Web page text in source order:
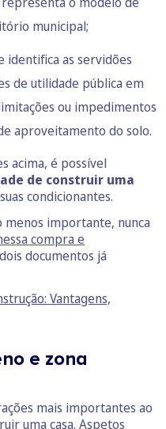
municipal;
identifica as servidões
de utilidade pública em
ou impedimentos
aproveitamento do solo.
acima, é possível
de construir uma
condicionantes.
menos importante, nunca
compra e
documentos já
Vantagens,
e zona
mais importantes ao
uma casa. Aspetos